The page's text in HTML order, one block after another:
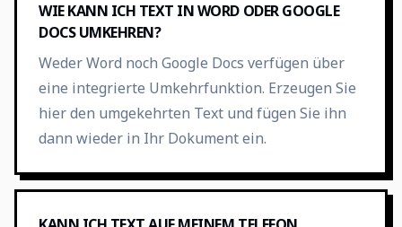
WIE KANN ICH TEXT IN WORD ODER GOOGLE
DOCS UMKEHREN?
Weder Word noch Google Docs verfügen über
eine integrierte Umkehrfunktion. Erzeugen Sie
hier den umgekehrten Text und fügen Sie ihn
dann wieder in Ihr Dokument ein.